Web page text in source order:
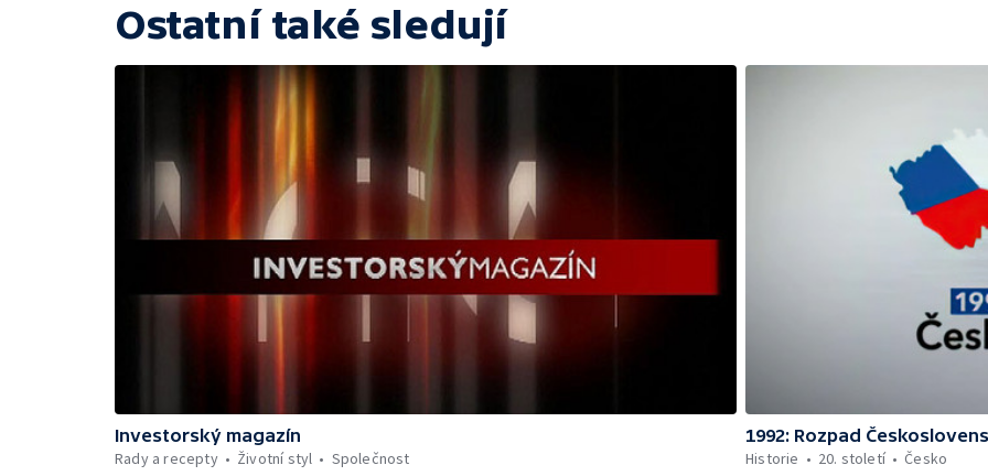
Ostatní také sledují
Investorský magazín
Rady a recepty
Životní styl Společnost
1992: Rozpad
Historie
20. století Česko